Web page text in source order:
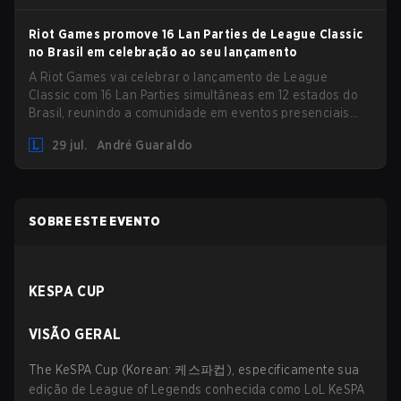
Riot Games promove 16 Lan Parties de League Classic
no Brasil em celebração ao seu lançamento
A Riot Games vai celebrar o lançamento de League
Classic com 16 Lan Parties simultâneas em 12 estados do
Brasil, reunindo a comunidade em eventos presenciais
29 jul.
André Guaraldo
SOBRE ESTE EVENTO
KESPA CUP
VISÃO GERAL
The KeSPA Cup (Korean: 케스파컵), especificamente sua
edição de League of Legends conhecida como LoL KeSPA